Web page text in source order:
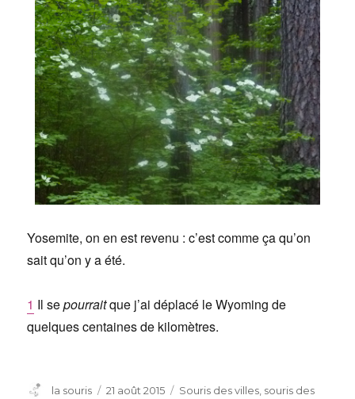
Yosemite, on en est revenu : c’est comme ça qu’on
sait qu’on y a été.
1 Il sepourraitque j’ai déplacé le Wyoming de
quelques centaines de kilomètres.
Auteur
la souris
Publié
21 août 2015 Catégories
Souris des villes, souris des